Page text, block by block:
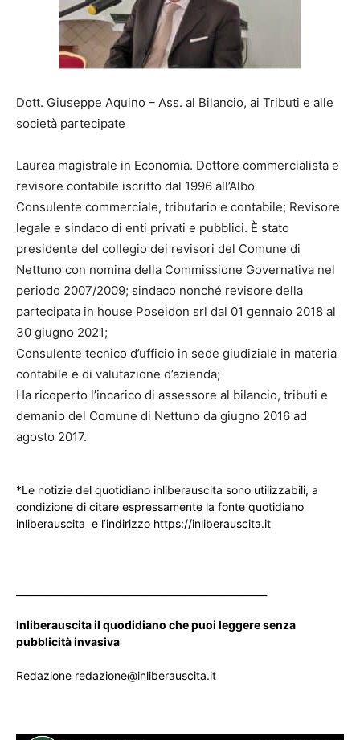
Dott. Giuseppe Aquino – Ass. al Bilancio, ai Tributi e alle
società partecipate
Laurea magistrale in Economia. Dottore commercialista e
revisore contabile iscritto dal 1996 all’Albo
Consulente commerciale, tributario e contabile; Revisore
legale e sindaco di enti privati e pubblici. È stato
presidente del collegio dei revisori del Comune di
Nettuno con nomina della Commissione Governativa nel
periodo 2007/2009; sindaco nonché revisore della
partecipata in house Poseidon srl dal 01 gennaio 2018 al
30 giugno 2021;
Consulente tecnico d’ufficio in sede giudiziale in materia
contabile e di valutazione d’azienda;
Ha ricoperto l’incarico di assessore al bilancio, tributi e
demanio del Comune di Nettuno da giugno 2016 ad
agosto 2017.
*Le notizie del quotidiano inliberauscita sono utilizzabili, a
condizione di citare espressamente la fonte quotidiano
inliberauscita e l’indirizzo https://inliberauscita.it
Inliberauscita il quodidiano che puoi leggere senza
pubblicità invasiva
Redazione redazione@inliberauscita.it